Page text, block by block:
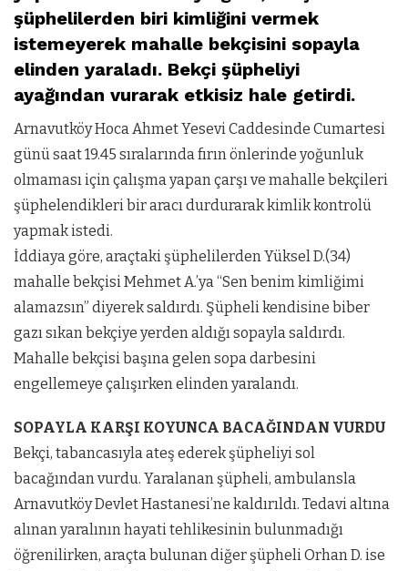
şüphelilerden biri kimliğini vermek
istemeyerek mahalle bekçisini sopayla
elinden yaraladı. Bekçi şüpheliyi
ayağından vurarak etkisiz hale getirdi.
Arnavutköy Hoca Ahmet Yesevi Caddesinde Cumartesi
günü saat 19.45 sıralarında fırın önlerinde yoğunluk
olmaması için çalışma yapan çarşı ve mahalle bekçileri
şüphelendikleri bir aracı durdurarak kimlik kontrolü
yapmak istedi.
İddiaya göre, araçtaki şüphelilerden Yüksel D.(34)
mahalle bekçisi Mehmet A.’ya “Sen benim kimliğimi
alamazsın” diyerek saldırdı. Şüpheli kendisine biber
gazı sıkan bekçiye yerden aldığı sopayla saldırdı.
Mahalle bekçisi başına gelen sopa darbesini
engellemeye çalışırken elinden yaralandı.
SOPAYLA KARŞI KOYUNCA BACAĞINDAN VURDU
Bekçi, tabancasıyla ateş ederek şüpheliyi sol
bacağından vurdu. Yaralanan şüpheli, ambulansla
Arnavutköy Devlet Hastanesi’ne kaldırıldı. Tedavi altına
alınan yaralının hayati tehlikesinin bulunmadığı
öğrenilirken, araçta bulunan diğer şüpheli Orhan D. ise